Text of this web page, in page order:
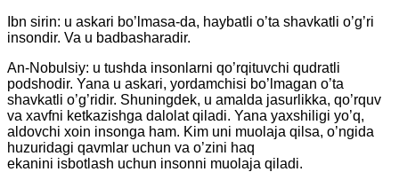
Ibn sirin: u askari bo’lmasa-da, haybatli o’ta shavkatli o’g’ri
insondir. Va u badbasharadir.
An-Nobulsiy: u tushda insonlarni qo’rqituvchi qudratli
podshodir. Yana u askari, yordamchisi bo’lmagan o’ta
shavkatli o’g’ridir. Shuningdek, u amalda jasurlikka, qo’rquv
va xavfni ketkazishga dalolat qiladi. Yana yaxshiligi yo’q,
aldovchi xoin insonga ham. Kim uni muolaja qilsa, o’ngida
huzuridagi qavmlar uchun va o’zini haq
ekanini isbotlash uchun insonni muolaja qiladi.